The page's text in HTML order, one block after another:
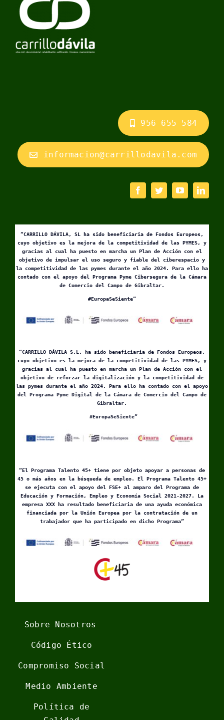
956 655 584
informacion@carrillodavila.com
“CARRILLO DÁVILA, SL ha sido beneficiaria de Fondos Europeos,
cuyo objetivo es la mejora de la competitividad de las PYMES, y
gracias al cual ha puesto en marcha un Plan de Acción con el
objetivo de impulsar el uso seguro y fiable del ciberespacio y
la competitividad de las pymes durante el año 2024. Para ello ha
contado con el apoyo del Programa Pyme Cibersegura de la Cámara
de Comercio del Campo de Gibraltar.
#EuropaSeSiente”
“CARRILLO DÁVILA S.L. ha sido beneficiaria de Fondos Europeos,
cuyo objetivo es la mejora de la competitividad de las PYMES, y
gracias al cual ha puesto en marcha un Plan de Acción con el
objetivo de reforzar la digitalización y la competitividad de
las pymes durante el año 2024. Para ello ha contado con el apoyo
del Programa Pyme Digital de la Cámara de Comercio del Campo de
Gibraltar.
#EuropaSeSiente”
“El Programa Talento 45+ tiene por objeto apoyar a personas de
45 o más años en la búsqueda de empleo. El Programa Talento 45+
se ejecuta con el apoyo del FSE+ al amparo del Programa de
Educación y Formación, Empleo y Economía Social 2021-2027. La
empresa XXX ha resultado beneficiaria de una ayuda económica
financiada por la Unión Europea por la contratación de un
trabajador que ha participado en dicho Programa”
Sobre Nosotros
Código Ético
Compromiso Social
Medio Ambiente
Política de